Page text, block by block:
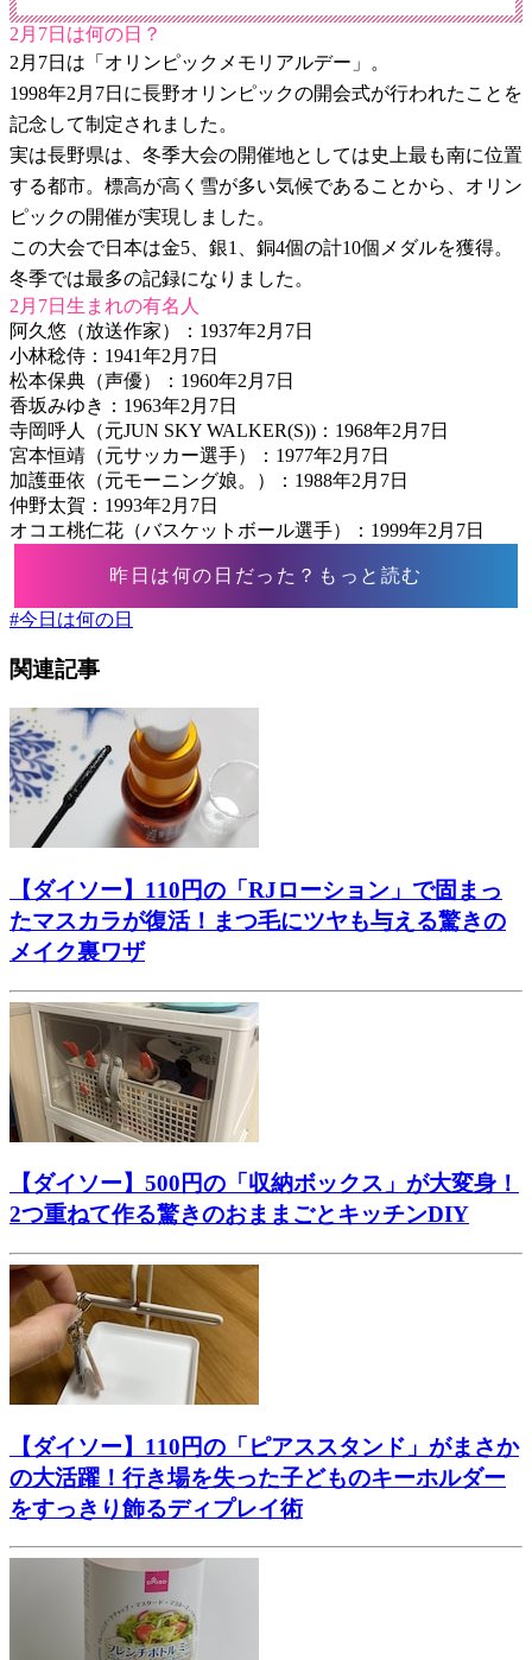
2月7日は何の日？
2月7日は「オリンピックメモリアルデー」。
1998年2月7日に長野オリンピックの開会式が行われたことを
記念して制定されました。
実は長野県は、冬季大会の開催地としては史上最も南に位置
する都市。標高が高く雪が多い気候であることから、オリン
ピックの開催が実現しました。
この大会で日本は金5、銀1、銅4個の計10個メダルを獲得。
冬季では最多の記録になりました。
2月7日生まれの有名人
阿久悠（放送作家）：1937年2月7日
小林稔侍：1941年2月7日
松本保典（声優）：1960年2月7日
香坂みゆき：1963年2月7日
寺岡呼人（元JUN SKY WALKER(S))：1968年2月7日
宮本恒靖（元サッカー選手）：1977年2月7日
加護亜依（元モーニング娘。）：1988年2月7日
仲野太賀：1993年2月7日
オコエ桃仁花（バスケットボール選手）：1999年2月7日
昨日は何の日だった？もっと読む
#今日は何の日
関連記事
【ダイソー】110円の「RJローション」で固まっ
たマスカラが復活！まつ毛にツヤも与える驚きの
メイク裏ワザ
【ダイソー】500円の「収納ボックス」が大変身！
2つ重ねて作る驚きのおままごとキッチンDIY
【ダイソー】110円の「ピアススタンド」がまさか
の大活躍！行き場を失った子どものキーホルダー
をすっきり飾るディプレイ術